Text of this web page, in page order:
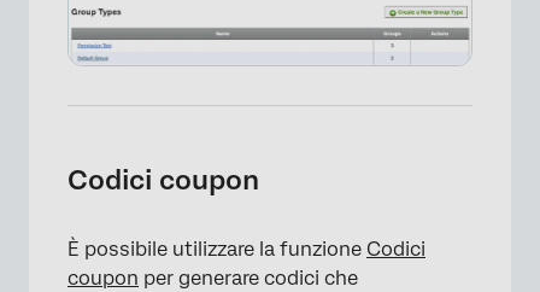
Codici coupon
È possibile utilizzare la funzione Codici
coupon per generare codici che